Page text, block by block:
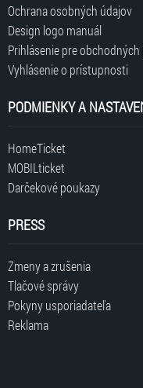
Ochrana osobných údajov
Design logo manuál
Prihlásenie pre
Vyhlásenie o prístupnosti
PODMIENKY A
HomeTicket
MOBILticket
Darčekové poukazy
PRESS
Zmeny a zrušenia
Tlačové správy
Pokyny usporiadateľa
Reklama